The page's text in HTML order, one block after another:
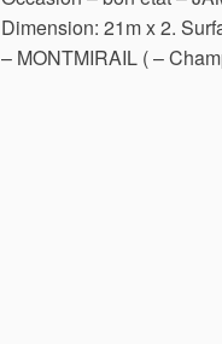
Dimension: 21m x 2.
– MONTMIRAIL ( –